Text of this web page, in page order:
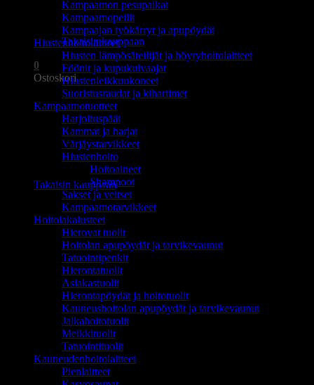
Ostoskori on tyhjä.
Takaisin kauppaan
0
Ostoskori
Ostoskori on tyhjä.
Takaisin kauppaan
Kampaamon pesupaikat
Kampaamopeilit
Kampaajan työkärryt ja apupöydät
Hiustenhoitolaitteet
Hiusten lämpösäteilijät ja höyryhoitolaitteet
Föönit ja kupukuivaajat
Hiustenleikkuukoneet
Suoristusraudat ja kihartimet
Kampaamotuotteet
Harjoituspäät
Kammat ja harjat
Värjäystarvikkeet
Hiustenhoito
Hoitoaineet
Shampoot
Sakset ja veitset
Kampaamotarvikkeet
Hoitolakalusteet
Hierovat tuolit
Hoitolan apupöydät ja tarvikevaunut
Tatuointipenkit
Hierontatuolit
Asiakastuolit
Hierontapöydät ja hoitotuolit
Kauneushoitolan apupöydät ja tarvikevaunut
Jalkahoitotuolit
Meikkituolit
Tatuointituolit
Kauneudenhoitolaitteet
Pienlaitteet